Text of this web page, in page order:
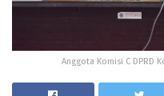
Anggota Komisi C DPRD